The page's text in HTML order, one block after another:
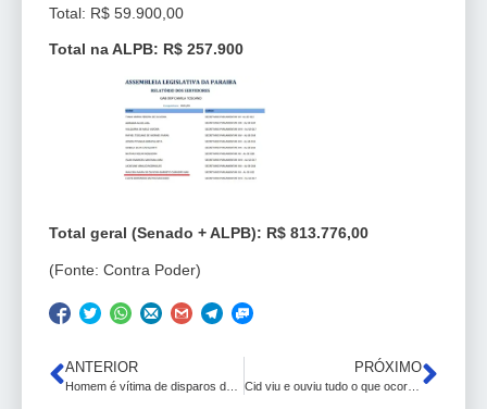
Total: R$ 59.900,00
Total na ALPB: R$ 257.900
Total geral (Senado + ALPB): R$ 813.776,00
(Fonte: Contra Poder)
ANTERIOR PRÓXIMO
Cid viu e ouviu tudo o que ocorreu; se ele falar, acaba a CPI, diz deputado